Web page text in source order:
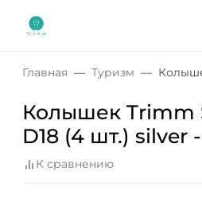
Главная Туризм
Колышек Trimm
D18 (4 шт.) silver
К сравнению